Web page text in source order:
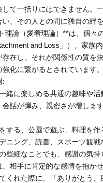
て一括りにはできません
、その人との間に独自の絆
理論（愛着理論）**は、個
and Loss」）。家
在し、それが関係性の質を
化に繋がるとされています。
:
緒に楽しめる共通の趣味や
話が弾み、親密さが増します
する、公園で遊ぶ、料理を作
ニング、読書、スポーツ観
些細なことでも、感謝の気
相手に肯定的な感情を抱か
くれた際に、「ありがとう